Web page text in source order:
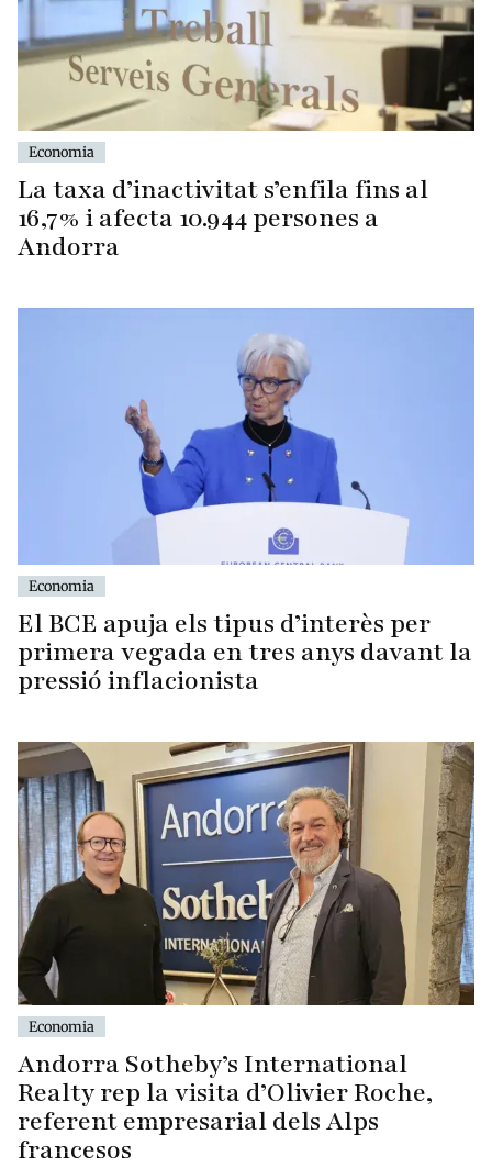
Economia
La taxa d’inactivitat s’enfila fins al
16,7% i afecta 10.944 persones a
Andorra
Economia
El BCE apuja els tipus d’interès per
primera vegada en tres anys davant la
pressió inflacionista
Economia
Andorra Sotheby’s International
Realty rep la visita d’Olivier Roche,
referent empresarial dels Alps
francesos